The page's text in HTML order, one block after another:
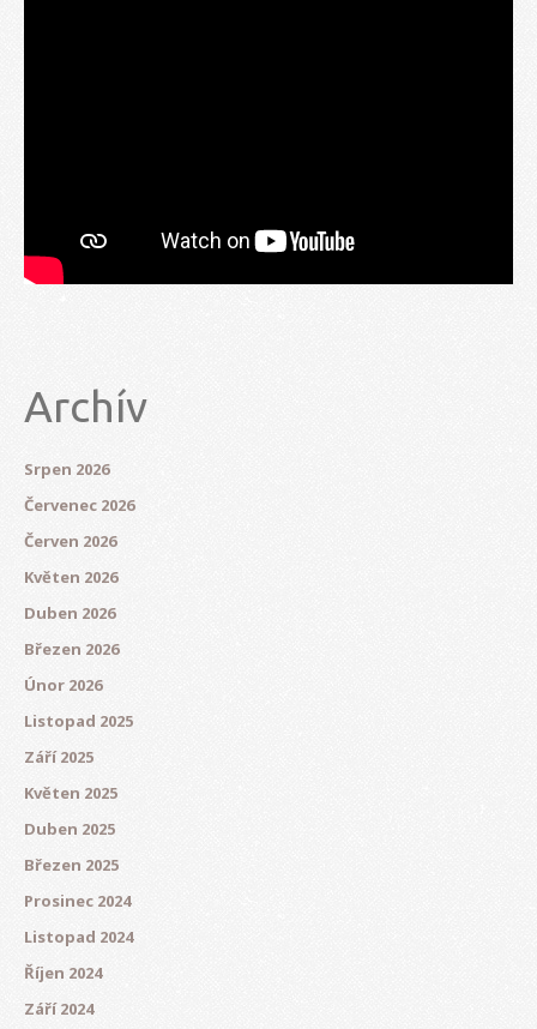
Archív
Srpen 2026
Červenec 2026
Červen 2026
Květen 2026
Duben 2026
Březen 2026
Únor 2026
Listopad 2025
Září 2025
Květen 2025
Duben 2025
Březen 2025
Prosinec 2024
Listopad 2024
Říjen 2024
Září 2024